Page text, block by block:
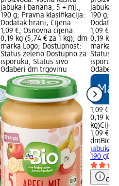
jabuka i banana, 5 + mj.,
190 g; Pravna klasifikacija:
Dodatak hrani; Cijena:
1,09 €; Osnovna cijena:
0,19 kg (5,74 € za 1 kg); dm
marka Logo; Dostupnost:
Status zeleno Dostupno za
isporuku, Status sivo
Odaberi dm trgovinu
jabuka i
190 g;
1,09 €;
0,19 kg
marka
Status
Odaberi
1,09 €
0,19 kg
kg)
1,09 €
dmBio
jabuka i
190 g